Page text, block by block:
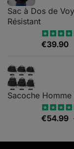
Sac à Dos de
Résistant
Note5.00
€39.90
Sacoche
Note5.00
€54.99